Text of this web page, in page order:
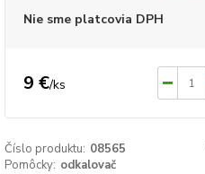
Nie sme platcovia DPH
9 €/ks
Číslo produktu: 08565
Pomôcky: odkalovač